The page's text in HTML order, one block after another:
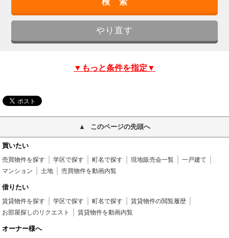
▼もっと条件を指定▼
このページの先頭へ
買いたい
売買物件を探す 学区で探す 町名で探す 現地販売会一覧
一戸建て
マンション
土地 売買物件を動画内覧
借りたい
賃貸物件を探す 学区で探す 町名で探す
賃貸物件の閲覧履歴
お部屋探しのリクエスト
賃貸物件を動画内覧
オーナー様へ